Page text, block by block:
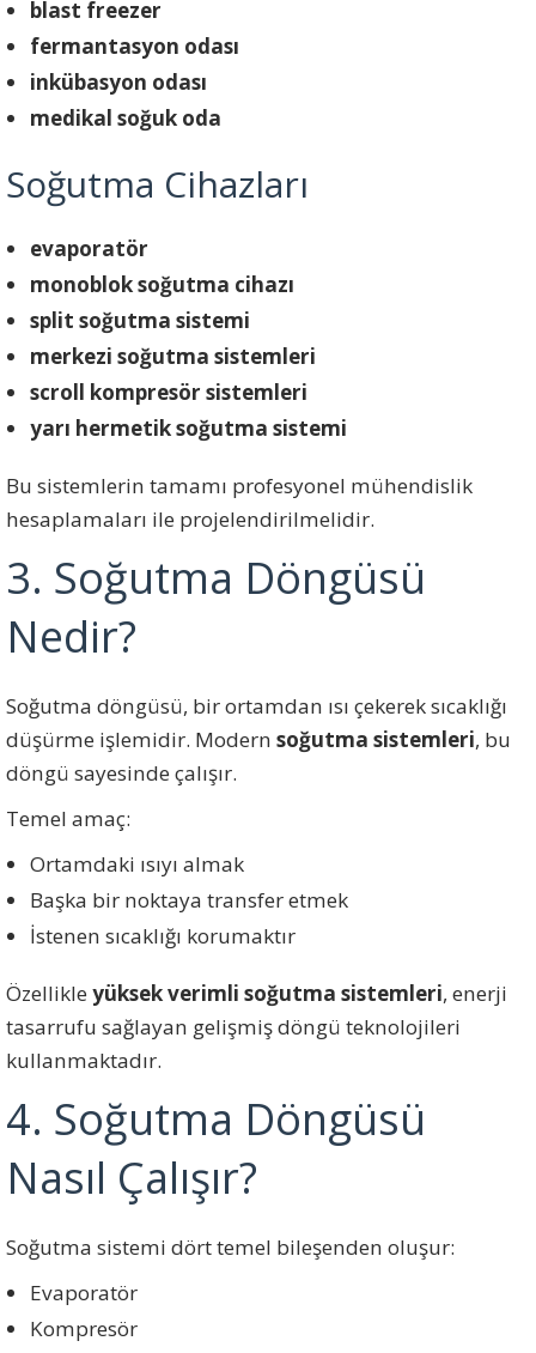
blast freezer
fermantasyon odası
inkübasyon odası
medikal soğuk oda
Soğutma Cihazları
evaporatör
monoblok soğutma cihazı
split soğutma sistemi
merkezi soğutma sistemleri
scroll kompresör sistemleri
yarı hermetik soğutma sistemi
Bu sistemlerin tamamı profesyonel mühendislik
hesaplamaları ile projelendirilmelidir.
3. Soğutma Döngüsü
Nedir?
Soğutma döngüsü, bir ortamdan ısı çekerek sıcaklığı
düşürme işlemidir. Modern soğutma sistemleri, bu
döngü sayesinde çalışır.
Temel amaç:
Ortamdaki ısıyı almak
Başka bir noktaya transfer etmek
İstenen sıcaklığı korumaktır
Özellikleyüksek verimli soğutma sistemleri, enerji
tasarrufu sağlayan gelişmiş döngü teknolojileri
kullanmaktadır.
4. Soğutma Döngüsü
Nasıl Çalışır?
Soğutma sistemi dört temel bileşenden oluşur:
Evaporatör
Kompresör